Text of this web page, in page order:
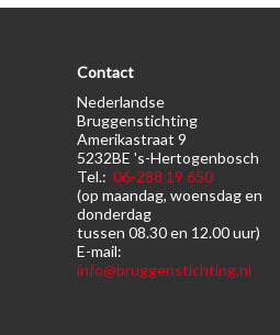
Contact
Nederlandse
Bruggenstichting
Amerikastraat 9
5232BE 's-Hertogenbosch
Tel.: 06-288 19 650
(op maandag, woensdag en
donderdag
tussen 08.30 en 12.00 uur)
E-mail:
info@bruggenstichting.nl